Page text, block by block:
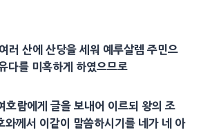
러 산에 산당을 세워 예루살렘 주민으
다를 미혹하게 하였으므로
호람에게 글을 보내어 이르되 왕의 조
와께서 이같이 말씀하시기를 네가 네 아